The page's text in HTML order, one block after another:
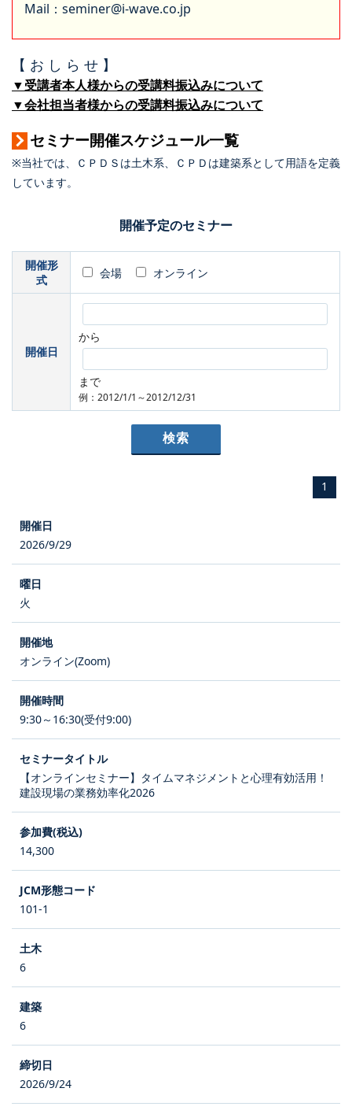
Mail：seminer@i-wave.co.jp
【 お し ら せ 】
▼受講者本人様からの受講料振込みについて
▼会社担当者様からの受講料振込みについて
セミナー開催スケジュール一覧
※当社では、ＣＰＤＳは土木系、ＣＰＤは建築系として用語を定義
しています。
開催予定のセミナー
開催形
式
会場 オンライン
開催日
から
まで
例：2012/1/1～2012/12/31
1
2026/9/29
火
オンライン(Zoom)
9:30～16:30(受付9:00)
【オンラインセミナー】タイムマネジメントと心理有効活用！
建設現場の業務効率化2026
14,300
101-1
6
6
2026/9/24